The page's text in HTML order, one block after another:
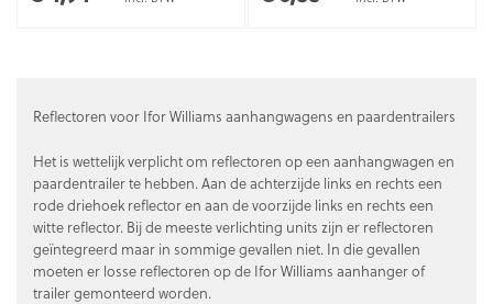
Reflectoren voor Ifor Williams aanhangwagens en paardentrailers
Het is wettelijk verplicht om reflectoren op een aanhangwagen en
paardentrailer te hebben. Aan de achterzijde links en rechts een
rode driehoek reflector en aan de voorzijde links en rechts een
witte reflector. Bij de meeste verlichting units zijn er reflectoren
geïntegreerd maar in sommige gevallen niet. In die gevallen
moeten er losse reflectoren op de Ifor Williams aanhanger of
trailer gemonteerd worden.